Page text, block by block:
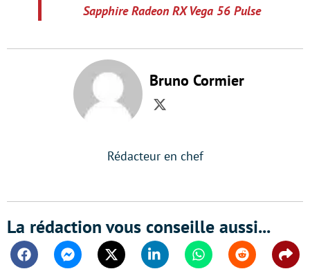
Sapphire Radeon RX Vega 56 Pulse
Bruno Cormier
Twitter
Rédacteur en chef
La rédaction vous conseille aussi...
FacebookMessengerTwitter Linkedin WhatsappReddit